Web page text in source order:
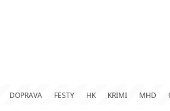
DOPRAVA FESTY HK KRIMI MHD